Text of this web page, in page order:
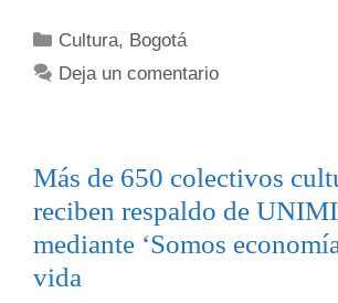
Cultura, Bogotá
Deja un comentario
Más de 650 colectivos
reciben respaldo de
mediante ‘Somos
vida